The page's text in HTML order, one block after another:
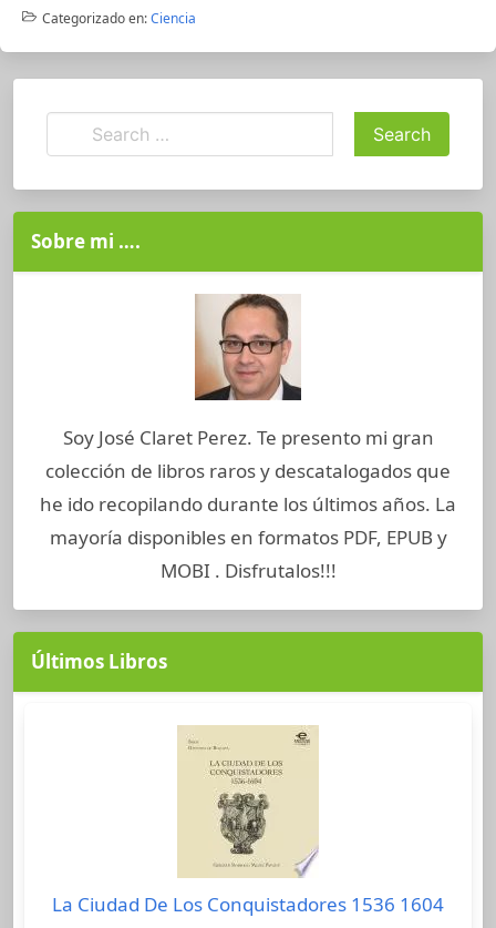
Categorizado en:Ciencia
Sobre mi ….
Soy José Claret Perez. Te presento mi gran
colección de libros raros y descatalogados que
he ido recopilando durante los últimos años. La
mayoría disponibles en formatos PDF, EPUB y
MOBI . Disfrutalos!!!
Últimos Libros
La Ciudad De Los Conquistadores 1536 1604